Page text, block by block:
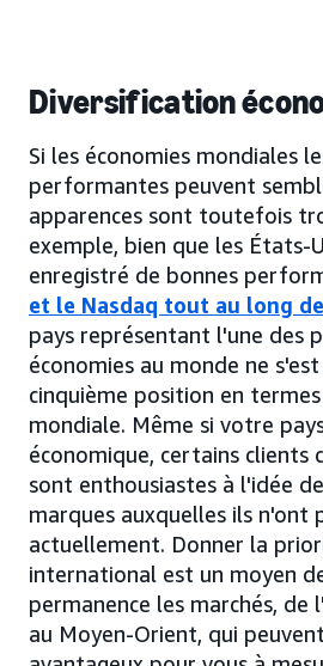
Diversification
Si les économies mondiales
performantes peuvent
apparences sont toutefois
exemple, bien que les États-
enregistré de bonnes
et le Nasdaq tout au long
pays représentant l'une des
économies au monde ne
cinquième position en
mondiale. Même si votre
économique, certains clients
sont enthousiastes à l'idée
marques auxquelles ils n'ont
actuellement. Donner la
international est un moyen
permanence les marchés, de
au Moyen-Orient, qui